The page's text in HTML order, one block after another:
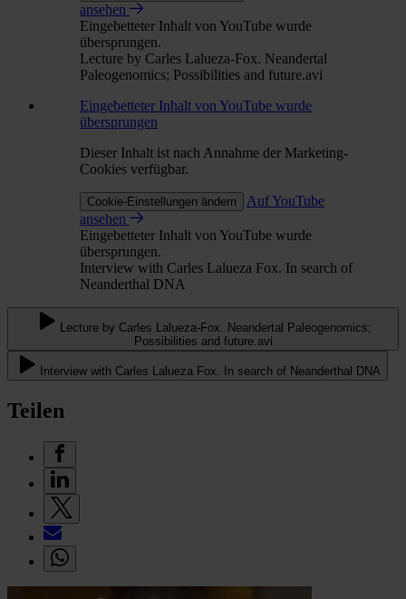
ansehen
Eingebetteter Inhalt von YouTube wurde
übersprungen.
Lecture by Carles Lalueza-Fox. Neandertal
Paleogenomics; Possibilities and future.avi
Eingebetteter Inhalt von YouTube wurde
übersprungen
Dieser Inhalt ist nach Annahme der Marketing-
Cookies verfügbar.
Cookie-Einstellungen ändern
Auf YouTube
ansehen
Eingebetteter Inhalt von YouTube wurde
übersprungen.
Interview with Carles Lalueza Fox. In search of
Neanderthal DNA
Lecture by Carles Lalueza-Fox. Neandertal Paleogenomics;
Possibilities and future.avi
Interview with Carles Lalueza Fox. In search of Neanderthal DNA
Teilen